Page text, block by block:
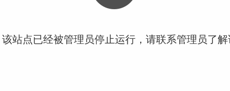
站点已经被管理员停止运行，请联系管理员了